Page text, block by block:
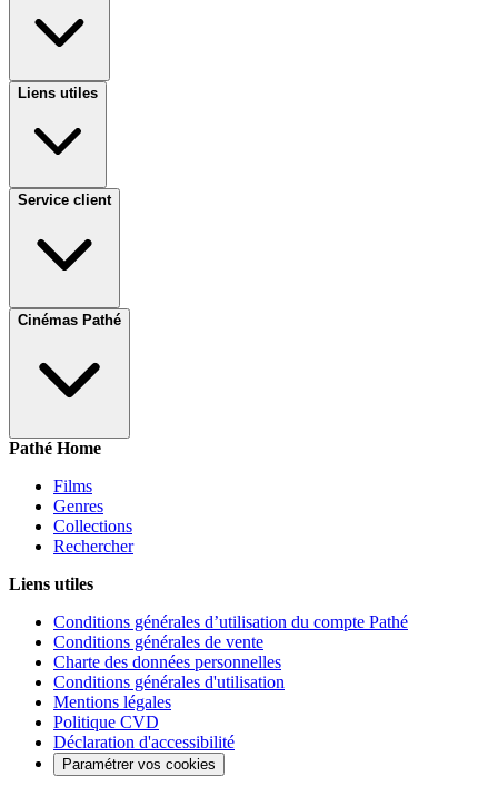
Liens utiles
Service client
Cinémas Pathé
Pathé Home
Films
Genres
Collections
Rechercher
Liens utiles
Conditions générales d’utilisation du compte Pathé
Conditions générales de vente
Charte des données personnelles
Conditions générales d'utilisation
Mentions légales
Politique CVD
Déclaration d'accessibilité
Paramétrer vos cookies